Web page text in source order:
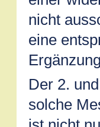
nicht
eine
Der 2.
solche